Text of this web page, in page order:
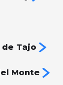
Tajo
Monte